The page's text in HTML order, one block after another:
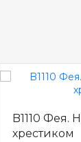
B1110 Фея.
хрестиком